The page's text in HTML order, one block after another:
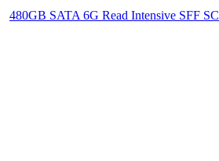
اس اس دی سرور اچ پی 480GB SATA 6G Read Intensive SFF SC